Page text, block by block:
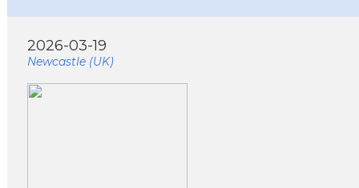
2026-03-19
Newcastle (UK)